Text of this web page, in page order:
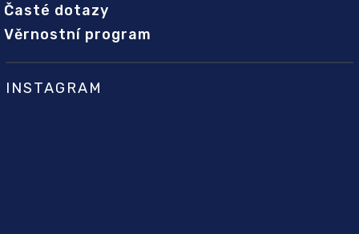
Časté dotazy
Věrnostní program
INSTAGRAM